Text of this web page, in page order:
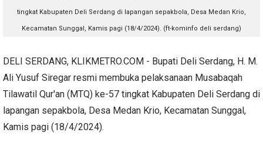
tingkat Kabupaten Deli Serdang di lapangan sepakbola, Desa Medan Krio,
Kecamatan Sunggal, Kamis pagi (18/4/2024). (ft-kominfo deli serdang)
DELI SERDANG, KLIKMETRO.COM - Bupati Deli Serdang, H. M.
Ali Yusuf Siregar resmi membuka pelaksanaan Musabaqah
Tilawatil Qur'an (MTQ) ke-57 tingkat Kabupaten Deli Serdang di
lapangan sepakbola, Desa Medan Krio, Kecamatan Sunggal,
Kamis pagi (18/4/2024).